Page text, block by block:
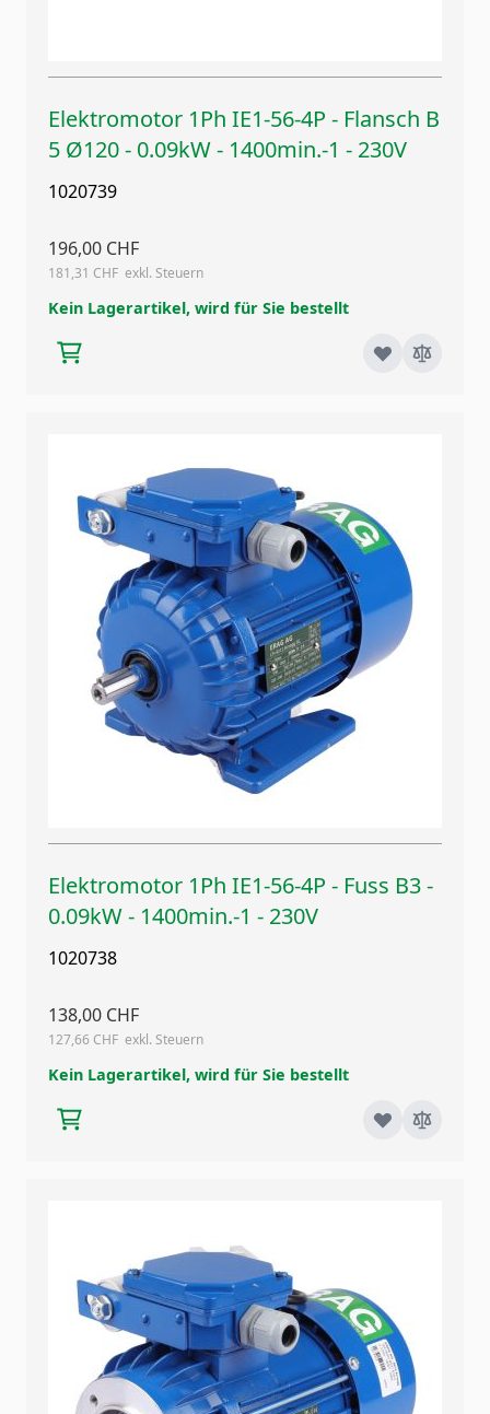
Elektromotor 1Ph IE1-56-4P - Flansch B
5 Ø120 - 0.09kW - 1400min.-1 - 230V
1020739
196,00 CHF
181,31 CHF
Kein Lagerartikel, wird für Sie bestellt
Elektromotor 1Ph IE1-56-4P - Fuss B3 -
0.09kW - 1400min.-1 - 230V
1020738
138,00 CHF
127,66 CHF
Kein Lagerartikel, wird für Sie bestellt